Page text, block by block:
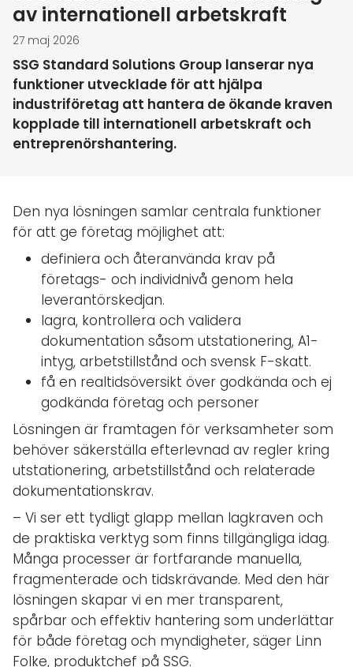
av internationell arbetskraft
27 maj 2026
SSG Standard Solutions Group lanserar nya
funktioner utvecklade för att hjälpa
industriföretag att hantera de ökande kraven
kopplade till internationell arbetskraft och
entreprenörshantering.
Den nya lösningen samlar centrala funktioner
för att ge företag möjlighet att:
definiera och återanvända krav på
företags- och individnivå genom hela
leverantörskedjan.
lagra, kontrollera och validera
dokumentation såsom utstationering, A1-
intyg, arbetstillstånd och svensk F-skatt.
få en realtidsöversikt över godkända och ej
godkända företag och personer
Lösningen är framtagen för verksamheter som
behöver säkerställa efterlevnad av regler kring
utstationering, arbetstillstånd och relaterade
dokumentationskrav.
– Vi ser ett tydligt glapp mellan lagkraven och
de praktiska verktyg som finns tillgängliga idag.
Många processer är fortfarande manuella,
fragmenterade och tidskrävande. Med den här
lösningen skapar vi en mer transparent,
spårbar och effektiv hantering som underlättar
för både företag och myndigheter, säger Linn
Folke, produktchef på SSG.